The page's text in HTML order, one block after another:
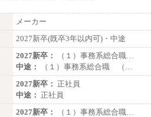
メーカー
2027新卒(既卒3年以内可)・中途
2027新卒：
（１）事務系総合職…
中途：
（１）事務系総合職 （…
2027新卒： 正社員
中途： 正社員
2027新卒：
（１）事務系総合職…